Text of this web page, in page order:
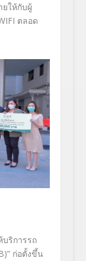
ให้กับผู้
ตลอด
บริการรถ
)” ก่อตั้งขึ้น